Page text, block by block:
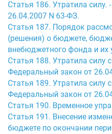
Статья 186. Утратила
26.04.2007 N 63-ФЗ.
Статья 187. Порядок
(решения) о бюджете,
внебюджетного фонда и их
Статья 188. Утратила силу
Федеральный закон от
Статья 189. Утратила силу
Федеральный закон от
Статья 190. Временное
Статья 191. Внесение
бюджете по окончании